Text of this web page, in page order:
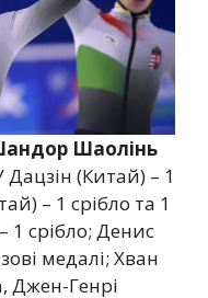
Шаолінь
(Китай) – 1
– 1 срібло та 1
срібло; Денис
медалі; Хван
Джен-Генрі